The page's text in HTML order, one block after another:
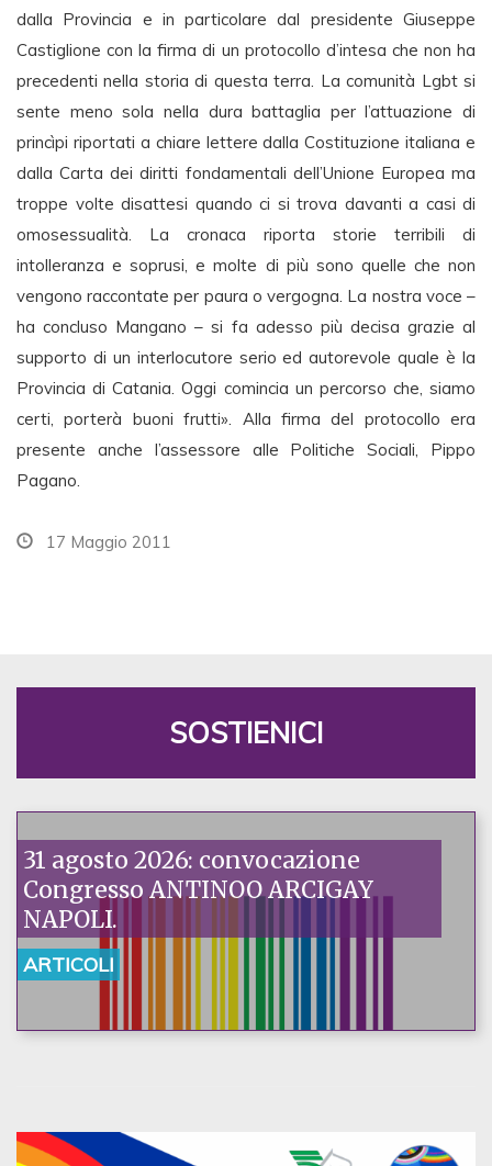
dalla Provincia e in particolare dal presidente Giuseppe
Castiglione con la firma di un protocollo d’intesa che non ha
precedenti nella storia di questa terra. La comunità Lgbt si
sente meno sola nella dura battaglia per l’attuazione di
princìpi riportati a chiare lettere dalla Costituzione italiana e
dalla Carta dei diritti fondamentali dell’Unione Europea ma
troppe volte disattesi quando ci si trova davanti a casi di
omosessualità. La cronaca riporta storie terribili di
intolleranza e soprusi, e molte di più sono quelle che non
vengono raccontate per paura o vergogna. La nostra voce –
ha concluso Mangano – si fa adesso più decisa grazie al
supporto di un interlocutore serio ed autorevole quale è la
Provincia di Catania. Oggi comincia un percorso che, siamo
certi, porterà buoni frutti». Alla firma del protocollo era
presente anche l’assessore alle Politiche Sociali, Pippo
Pagano.
17 Maggio 2011
SOSTIENICI
31 agosto 2026: convocazione
Congresso ANTINOO ARCIGAY
NAPOLI.
ARTICOLI